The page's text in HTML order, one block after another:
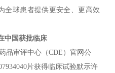
全球患者提供更安全、更高效
中国获批临床
品审评中心（CDE）官网公
片获得临床试验默示许